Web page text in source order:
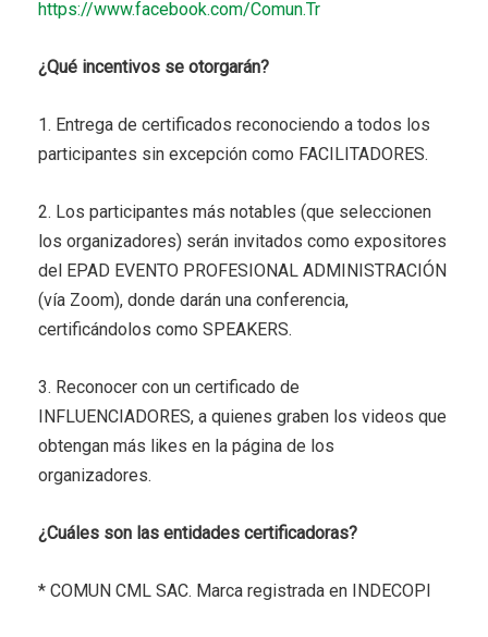
https://www.facebook.com/Comun.Tr
¿Qué incentivos se otorgarán?
1. Entrega de certificados reconociendo a todos los
participantes sin excepción como FACILITADORES.
2. Los participantes más notables (que seleccionen
los organizadores) serán invitados como expositores
del EPAD EVENTO PROFESIONAL ADMINISTRACIÓN
(vía Zoom), donde darán una conferencia,
certificándolos como SPEAKERS.
3. Reconocer con un certificado de
INFLUENCIADORES, a quienes graben los videos que
obtengan más likes en la página de los
organizadores.
¿Cuáles son las entidades certificadoras?
* COMUN CML SAC. Marca registrada en INDECOPI